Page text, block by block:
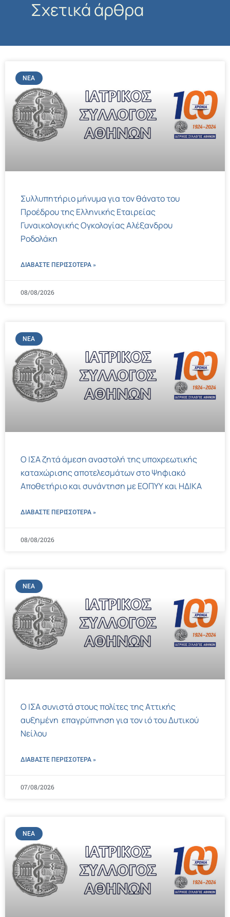
Σχετικά άρθρα
ΝΈΑ
Συλλυπητήριο μήνυμα για τον θάνατο του
Προέδρου της Ελληνικής Εταιρείας
Γυναικολογικής Ογκολογίας Αλέξανδρου
Ροδολάκη
ΔΙΑΒΑΣΤΕ ΠΕΡΙΣΣΌΤΕΡΑ »
08/08/2026
ΝΈΑ
Ο ΙΣΑ ζητά άμεση αναστολή της υποχρεωτικής
καταχώρισης αποτελεσμάτων στο Ψηφιακό
Αποθετήριο και συνάντηση με ΕΟΠΥΥ και ΗΔΙΚΑ
ΔΙΑΒΑΣΤΕ ΠΕΡΙΣΣΌΤΕΡΑ »
08/08/2026
ΝΈΑ
Ο ΙΣΑ συνιστά στους πολίτες της Αττικής
αυξημένη επαγρύπνηση για τον ιό του Δυτικού
Νείλου
ΔΙΑΒΑΣΤΕ ΠΕΡΙΣΣΌΤΕΡΑ »
07/08/2026
ΝΈΑ